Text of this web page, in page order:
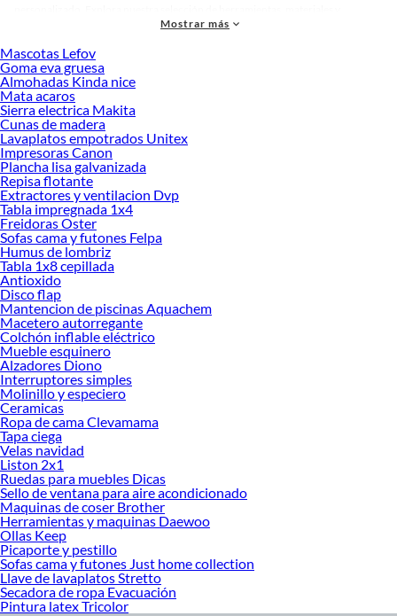
accesorios de calidad que te ayudarán a crear un espacio más tú.
Desde remodelaciones hasta proyectos de decoración, estamos aquí para hacer
tus ideas realidad. ¡Visítanos y encuentra todo lo que tenemos para ofrecerte en
Muebles de Dormitorio!
Explora la variedad de productos de Muebles de Dormitorio en Sodimac
Herramientas, materiales y accesorios de calidad para tus proyectos y
renovación de espacios. ¡Visítanos y descubre todo lo que tenemos para
ofrecerte!
Encuentra una amplia variedad de productos de Muebles de Dormitorio en
Sodimac. Encuentra todo lo necesario para tus proyectos de renovación y
decoración. ¡Visítanos y haz tus ideas realidad!
Mostrar más
Mascotas Lefov
Goma eva gruesa
Almohadas Kinda nice
Mata acaros
Sierra electrica Makita
Cunas de madera
Lavaplatos empotrados Unitex
Impresoras Canon
Plancha lisa galvanizada
Repisa flotante
Extractores y ventilacion Dvp
Tabla impregnada 1x4
Freidoras Oster
Sofas cama y futones Felpa
Humus de lombriz
Tabla 1x8 cepillada
Antioxido
Disco flap
Mantencion de piscinas Aquachem
Macetero autorregante
Colchón inflable eléctrico
Mueble esquinero
Alzadores Diono
Interruptores simples
Molinillo y especiero
Ceramicas
Ropa de cama Clevamama
Tapa ciega
Velas navidad
Liston 2x1
Ruedas para muebles Dicas
Sello de ventana para aire acondicionado
Maquinas de coser Brother
Herramientas y maquinas Daewoo
Ollas Keep
Picaporte y pestillo
Sofas cama y futones Just home collection
Llave de lavaplatos Stretto
Secadora de ropa Evacuación
Pintura latex Tricolor